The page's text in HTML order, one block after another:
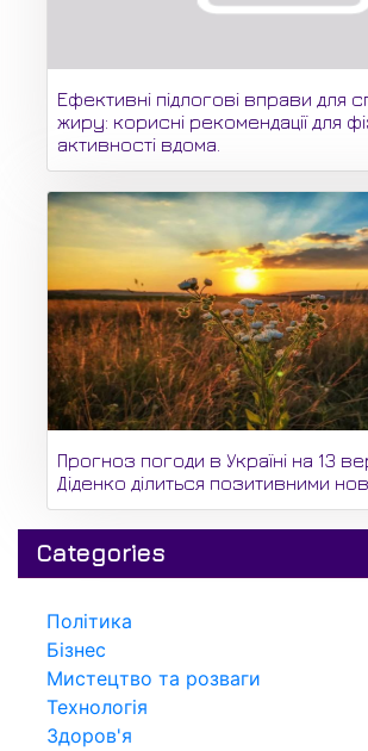
Ефективні підлогові вправи для
жиру: корисні рекомендації для
активності вдома.
Прогноз погоди в Україні на 13
Діденко ділиться позитивними
Categories
Політика
Бізнес
Мистецтво та розваги
Технологія
Здоров'я